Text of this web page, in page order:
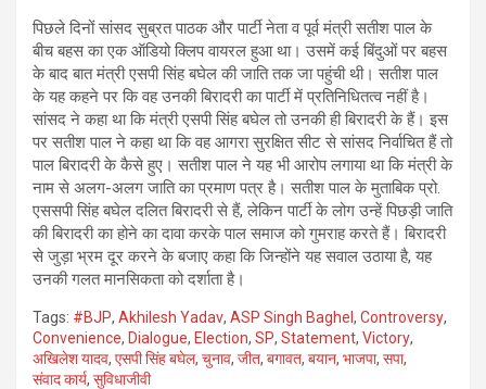
पिछले दिनों सांसद सुब्रत पाठक और पार्टी नेता व पूर्व मंत्री सतीश पाल के
बीच बहस का एक ऑडियो क्लिप वायरल हुआ था। उसमें कई बिंदुओं पर बहस
के बाद बात मंत्री एसपी सिंह बघेल की जाति तक जा पहुंची थी। सतीश पाल
के यह कहने पर कि वह उनकी बिरादरी का पार्टी में प्रतिनिधितत्व नहीं है।
सांसद ने कहा था कि मंत्री एसपी सिंह बघेल तो उनकी ही बिरादरी के हैं। इस
पर सतीश पाल ने कहा था कि वह आगरा सुरक्षित सीट से सांसद निर्वाचित हैं तो
पाल बिरादरी के कैसे हुए। सतीश पाल ने यह भी आरोप लगाया था कि मंत्री के
नाम से अलग-अलग जाति का प्रमाण पत्र है। सतीश पाल के मुताबिक प्रो.
एससपी सिंह बघेल दलित बिरादरी से हैं, लेकिन पार्टी के लोग उन्हें पिछड़ी जाति
की बिरादरी का होने का दावा करके पाल समाज को गुमराह करते हैं। बिरादरी
से जुड़ा भ्रम दूर करने के बजाए कहा कि जिन्होंने यह सवाल उठाया है, यह
उनकी गलत मानसिकता को दर्शाता है।
Tags: #BJP, Akhilesh Yadav, ASP Singh Baghel , Controversy,
Convenience, Dialogue, Election, SP, Statement, Victory,
अखिलेश यादव, एसपी सिंह बघेल, चुनाव, जीत, बगावत, बयान, भाजपा, सपा,
संवाद कार्य, सुविधाजीवी